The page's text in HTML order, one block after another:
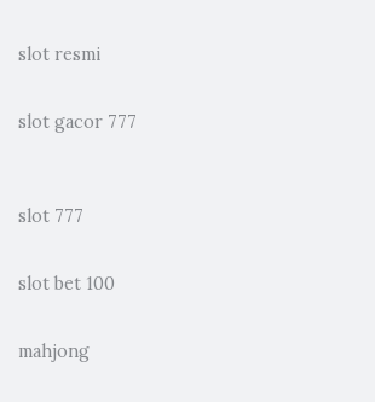
slot resmi
slot gacor 777
slot 777
slot bet 100
mahjong